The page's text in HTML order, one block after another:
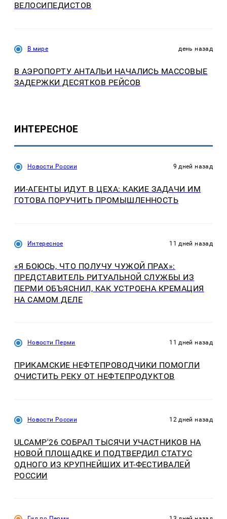
ВЕЛОСИПЕДИСТОВ
В мире день назад
В АЭРОПОРТУ АНТАЛЬИ НАЧАЛИСЬ МАССОВЫЕ
ЗАДЕРЖКИ ДЕСЯТКОВ РЕЙСОВ
ИНТЕРЕСНОЕ
Новости России 9 дней назад
ИИ-АГЕНТЫ ИДУТ В ЦЕХА: КАКИЕ ЗАДАЧИ ИМ
ГОТОВА ПОРУЧИТЬ ПРОМЫШЛЕННОСТЬ
Интересное 11 дней назад
«Я БОЮСЬ, ЧТО ПОЛУЧУ ЧУЖОЙ ПРАХ»:
ПРЕДСТАВИТЕЛЬ РИТУАЛЬНОЙ СЛУЖБЫ ИЗ
ПЕРМИ ОБЪЯСНИЛ, КАК УСТРОЕНА КРЕМАЦИЯ
НА САМОМ ДЕЛЕ
Новости Перми 11 дней назад
ПРИКАМСКИЕ НЕФТЕПРОВОДЧИКИ ПОМОГЛИ
ОЧИСТИТЬ РЕКУ ОТ НЕФТЕПРОДУКТОВ
Новости России 12 дней назад
ULCAMP'26 СОБРАЛ ТЫСЯЧИ УЧАСТНИКОВ НА
НОВОЙ ПЛОЩАДКЕ И ПОДТВЕРДИЛ СТАТУС
ОДНОГО ИЗ КРУПНЕЙШИХ ИТ-ФЕСТИВАЛЕЙ
РОССИИ